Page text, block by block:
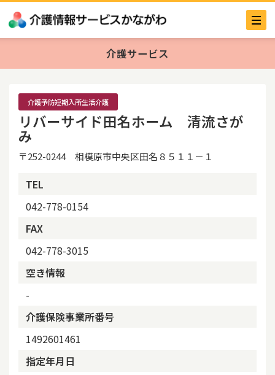
介護サービス
介護予防短期入所生活介護
リバーサイド田名ホーム 清流さが
み
〒252-0244 相模原市中央区田名８５１１－１
TEL
042-778-0154
FAX
042-778-3015
空き情報
-
介護保険事業所番号
1492601461
指定年月日